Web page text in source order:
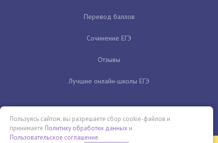
Перевод баллов
Сочинение ЕГЭ
Отзывы
Лучшие онлайн-школы ЕГЭ
Пользуясь сайтом, вы разрешаете сбор cookie-файлов и
принимаете Политику обработки данных и
Пользовательское соглашение.